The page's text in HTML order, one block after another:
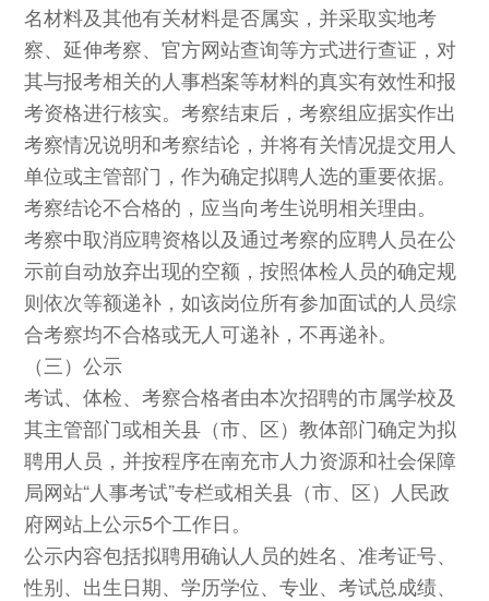
名材料及其他有关材料是否属实，并采取实地考
察、延伸考察、官方网站查询等方式进行查证，对
其与报考相关的人事档案等材料的真实有效性和报
考资格进行核实。考察结束后，考察组应据实作出
考察情况说明和考察结论，并将有关情况提交用人
单位或主管部门，作为确定拟聘人选的重要依据。
考察结论不合格的，应当向考生说明相关理由。
考察中取消应聘资格以及通过考察的应聘人员在公
示前自动放弃出现的空额，按照体检人员的确定规
则依次等额递补，如该岗位所有参加面试的人员综
合考察均不合格或无人可递补，不再递补。
（三）公示
考试、体检、考察合格者由本次招聘的市属学校及
其主管部门或相关县（市、区）教体部门确定为拟
聘用人员，并按程序在南充市人力资源和社会保障
局网站“人事考试”专栏或相关县（市、区）人民政
府网站上公示5个工作日。
公示内容包括拟聘用确认人员的姓名、准考证号、
性别、出生日期、学历学位、专业、考试总成绩、